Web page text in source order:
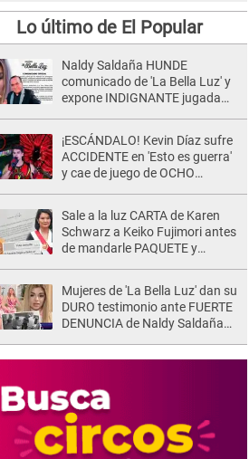
Lo último de El Popular
Naldy Saldaña HUNDE
comunicado de 'La Bella Luz' y
expone INDIGNANTE jugada
"Que he tenido algo..."
¡ESCÁNDALO! Kevin Díaz sufre
ACCIDENTE en 'Esto es guerra'
y cae de juego de OCHO
Sale a la luz CARTA de Karen
Schwarz a Keiko Fujimori antes
de mandarle PAQUETE y
Mujeres de 'La Bella Luz' dan su
DURO testimonio ante FUERTE
DENUNCIA de Naldy Saldaña